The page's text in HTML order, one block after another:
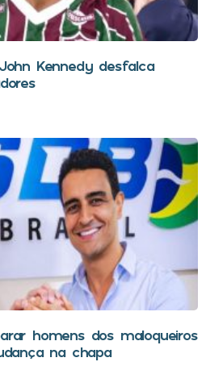
Kennedy desfalca
homens dos maloqueiros
na chapa